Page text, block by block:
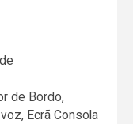
de Bordo,
Ecrã Consola